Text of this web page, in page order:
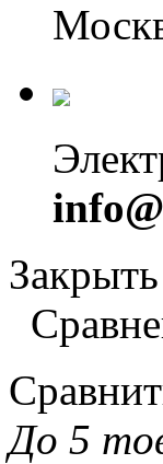
Закрыть
До 5